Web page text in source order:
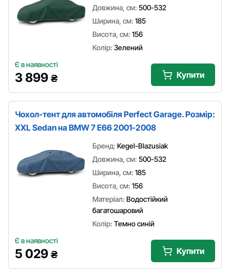
Довжина, см: 500-532
Ширина, см: 185
Висота, см: 156
Колір: Зелений
Є в наявності
3 899 ₴ Купити
Чохол-тент для автомобіля Perfect Garage. Розмір:
XXL Sedan на BMW 7 E66 2001-2008
Бренд: Kegel-Blazusiak
Довжина, см: 500-532
Ширина, см: 185
Висота, см: 156
Матеріал: Водостійкий
багатошаровий
Колір: Темно синій
Є в наявності
5 029 ₴ Купити